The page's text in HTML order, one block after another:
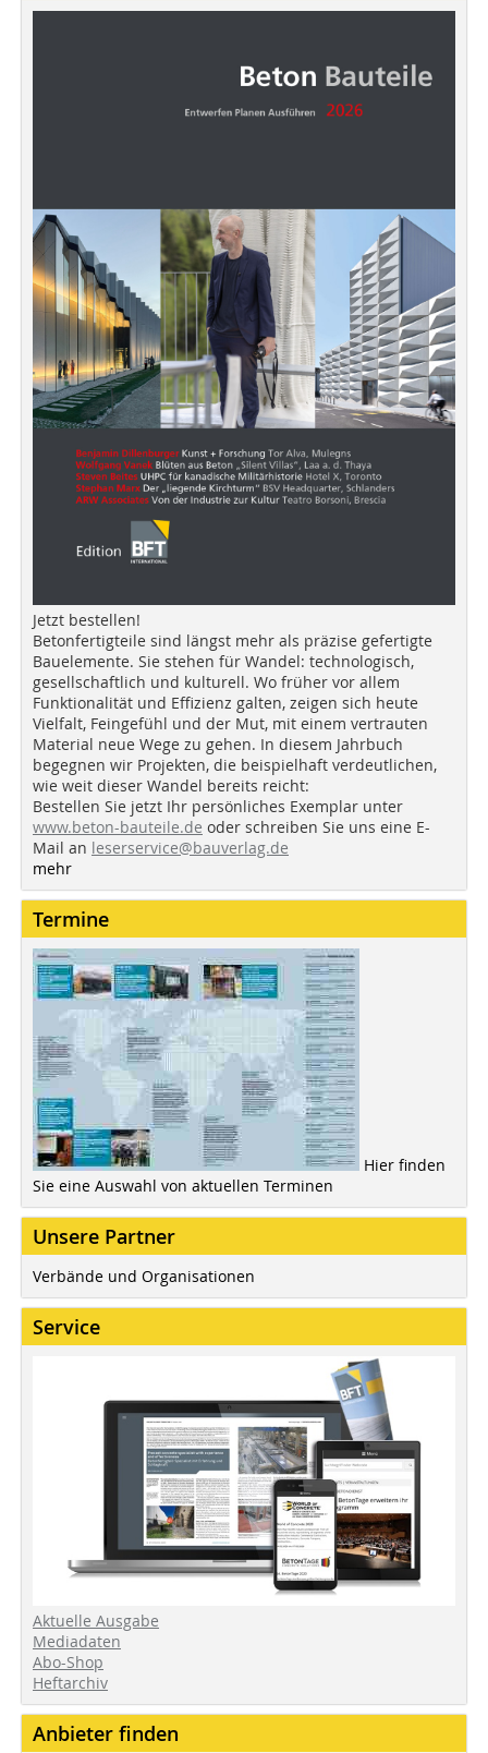
Jetzt bestellen!
Betonfertigteile sind längst mehr als präzise gefertigte
Bauelemente. Sie stehen für Wandel: technologisch,
gesellschaftlich und kulturell. Wo früher vor allem
Funktionalität und Effizienz galten, zeigen sich heute
Vielfalt, Feingefühl und der Mut, mit einem vertrauten
Material neue Wege zu gehen. In diesem Jahrbuch
begegnen wir Projekten, die beispielhaft verdeutlichen,
wie weit dieser Wandel bereits reicht:
Bestellen Sie jetzt Ihr persönliches Exemplar unter
www.beton-bauteile.de oder schreiben Sie uns eine E-
Mail an leserservice@bauverlag.de
mehr
Termine
Hier finden
Sie eine Auswahl von aktuellen Terminen
Unsere Partner
Verbände und Organisationen
Service
Aktuelle Ausgabe
Mediadaten
Abo-Shop
Heftarchiv
Anbieter finden